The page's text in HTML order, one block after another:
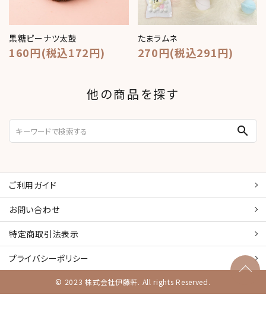
黒糖ピーナツ太鼓
160円(税込172円)
たまラムネ
270円(税込291円)
他の商品を探す
search
ご利用ガイド
お問い合わせ
特定商取引法表示
プライバシーポリシー
© 2023 株式会社伊藤軒. All rights Reserved.